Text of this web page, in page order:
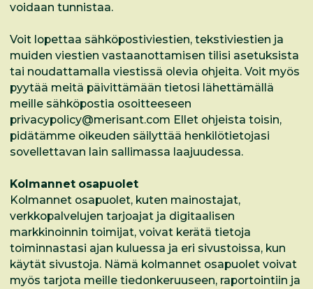
voidaan tunnistaa.
Voit lopettaa sähköpostiviestien, tekstiviestien ja
muiden viestien vastaanottamisen tilisi asetuksista
tai noudattamalla viestissä olevia ohjeita. Voit myös
pyytää meitä päivittämään tietosi lähettämällä
meille sähköpostia osoitteeseen
privacypolicy@merisant.com Ellet ohjeista toisin,
pidätämme oikeuden säilyttää henkilötietojasi
sovellettavan lain sallimassa laajuudessa.
Kolmannet osapuolet
Kolmannet osapuolet, kuten mainostajat,
verkkopalvelujen tarjoajat ja digitaalisen
markkinoinnin toimijat, voivat kerätä tietoja
toiminnastasi ajan kuluessa ja eri sivustoissa, kun
käytät sivustoja. Nämä kolmannet osapuolet voivat
myös tarjota meille tiedonkeruuseen, raportointiin ja